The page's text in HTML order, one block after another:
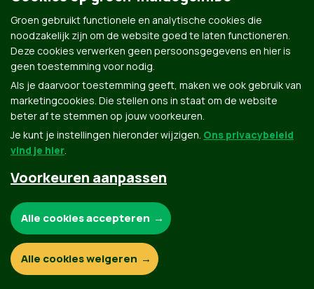
Groen.be
© Copyright Groen 2026 | Gemaakt met
Contact Privacybeleid
Groen gebruikt functionele en analytische cookies die
noodzakelijk zijn om de website goed te laten functioneren.
Deze cookies verwerken geen persoonsgegevens en hier is
geen toestemming voor nodig.
Als je daarvoor toestemming geeft, maken we ook gebruik van
marketingcookies. Die stellen ons in staat om de website
beter af te stemmen op jouw voorkeuren.
Je kunt je instellingen hieronder wijzigen. Ons privacybeleid
vind je hier.
Voorkeuren aanpassen
Functionele en analytische cookies:
Alle cookies accepteren
Alle cookies weigeren